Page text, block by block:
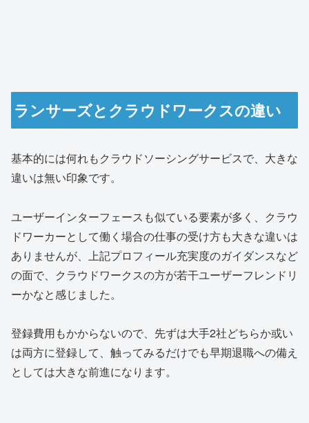
ランサーズとクラウドワークスの違い
基本的には何れもクラウドソーシングサービスで、大きな
違いは無い印象です。
ユーザーインターフェースも似ている要素が多く、クラウ
ドワーカーとして働く場合の仕事の受け方も大きな違いは
ありませんが、上記プロフィール充実度のガイダンスなど
の面で、クラウドワークスの方が若干ユーザーフレンドリ
ーかなと感じました。
登録費用もかからないので、先ずは大手2社どちらか或い
は両方に登録して、触ってみるだけでも早期退職への備え
としては大きな前進になります。